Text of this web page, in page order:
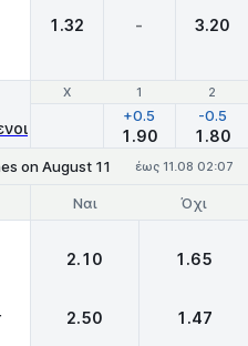
1.32 - 3.20
Χ 1 2
Χ 1 2
+0.5
1.90
-0.5
1.80
on August 11 έως 11.08 02:07
Ναι Όχι
2.10 1.65
2.50 1.47